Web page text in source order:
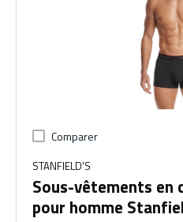
Comparer
STANFIELD'S
Sous-vêtements en
pour homme